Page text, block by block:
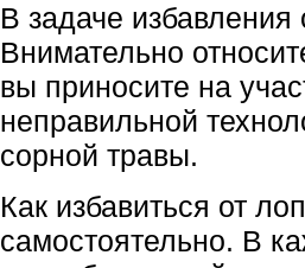
В задаче
Внимательно
вы приносите на
неправильной
сорной травы.
Как избавиться от
самостоятельно. В